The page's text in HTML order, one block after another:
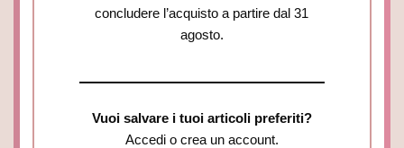
CHIUSO PER FERIE FINO AL 31/08/2026.
Nel frattempo crea un account così potrai scegliere i
Potrai completare l’acquisto a partire dal 31 agosto e in
GRAZIE PER AVER VISITATO IL NOSTRO SITO!
concludere l’acquisto a partire dal 31
agosto.
Vuoi salvare i tuoi articoli preferiti?
Accedi o crea un account.